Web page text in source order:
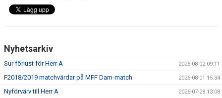
KFF INSTAGRAM
Nyhetsarkiv
Sur förlust för Herr A 2026-08-02 09:11
F2018/2019 matchvärdar på MFF Dam-match 2026-08-01 15:34
Nyförvärv till Herr A 2026-07-28 13:08